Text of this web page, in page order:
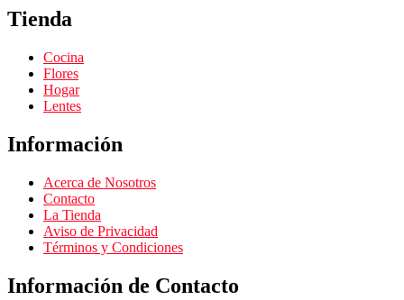
Tienda
Cocina
Flores
Hogar
Lentes
Información
Acerca de Nosotros
Contacto
La Tienda
Aviso de Privacidad
Términos y Condiciones
Información de Contacto